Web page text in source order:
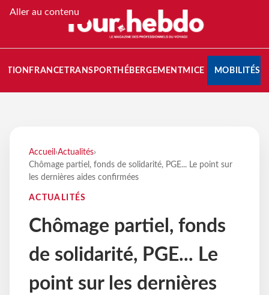
Aller au contenu
FRANCETRANSPORT HÉBERGEMENTMICE MOBILITÉS
Accueil ›Actualités›
Chômage partiel, fonds de solidarité, PGE... Le point sur
les dernières aides confirmées
ACTUALITÉS
Chômage partiel, fonds
de solidarité, PGE... Le
point sur les dernières